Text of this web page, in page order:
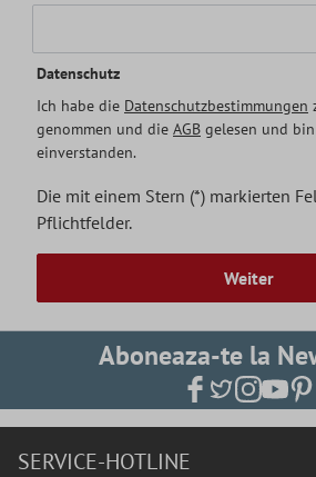
Datenschutz
Ich habe die Datenschutzbestimmungen
genommen und die AGB gelesen und
einverstanden.
Die mit einem Stern (*) markierten
Pflichtfelder.
Weiter
Aboneaza-te la
SERVICE-HOTLINE